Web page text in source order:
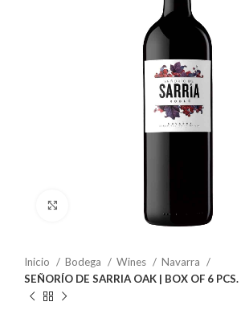
Inicio Bodega Wines
Navarra
SEÑORÍO DE SARRIA OAK | BOX OF 6 PCS.